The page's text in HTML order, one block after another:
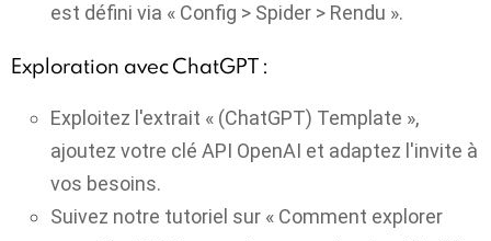
est défini via « Config > Spider > Rendu ».
Exploration avec ChatGPT :
Exploitez l'extrait « (ChatGPT) Template »,
ajoutez votre clé API OpenAI et adaptez l'invite à
vos besoins.
Suivez notre tutoriel sur « Comment explorer